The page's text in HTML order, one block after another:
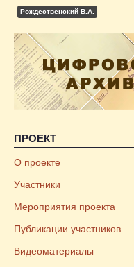
Рождественский В.А.
ПРОЕКТ
О проекте
Участники
Мероприятия проекта
Публикации участников
Видеоматериалы